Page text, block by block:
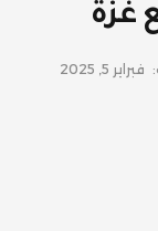
غزة
فبراير 5, 2025